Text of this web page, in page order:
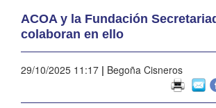
ACOA y la Fundación
colaboran en ello
29/10/2025 11:17 | Begoña Cisneros